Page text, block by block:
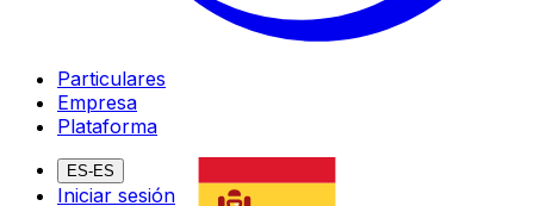
Particulares
Empresa
Plataforma
ES-ES
Iniciar sesión